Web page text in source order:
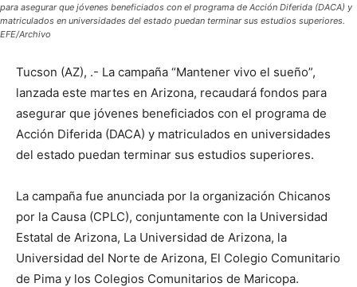
para asegurar que jóvenes beneficiados con el programa de Acción Diferida (DACA) y
matriculados en universidades del estado puedan terminar sus estudios superiores.
EFE/Archivo
Tucson (AZ), .- La campaña “Mantener vivo el sueño”,
lanzada este martes en Arizona, recaudará fondos para
asegurar que jóvenes beneficiados con el programa de
Acción Diferida (DACA) y matriculados en universidades
del estado puedan terminar sus estudios superiores.
La campaña fue anunciada por la organización Chicanos
por la Causa (CPLC), conjuntamente con la Universidad
Estatal de Arizona, La Universidad de Arizona, la
Universidad del Norte de Arizona, El Colegio Comunitario
de Pima y los Colegios Comunitarios de Maricopa.